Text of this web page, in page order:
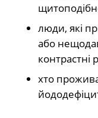
люди, які
або
контрастні
хто